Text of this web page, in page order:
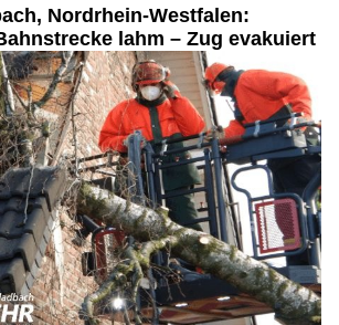
Nordrhein-Westfalen:
lahm – Zug evakuiert